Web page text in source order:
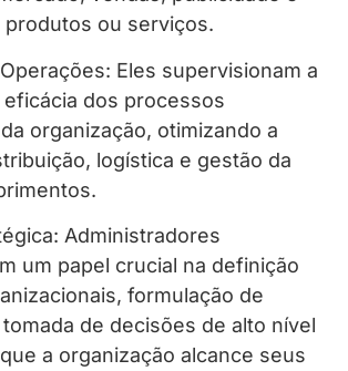
produtos ou serviços.
Eles supervisionam a
dos processos
organização, otimizando a
logística e gestão da
Administradores
um papel crucial na definição
formulação de
de decisões de alto nível
a organização alcance seus